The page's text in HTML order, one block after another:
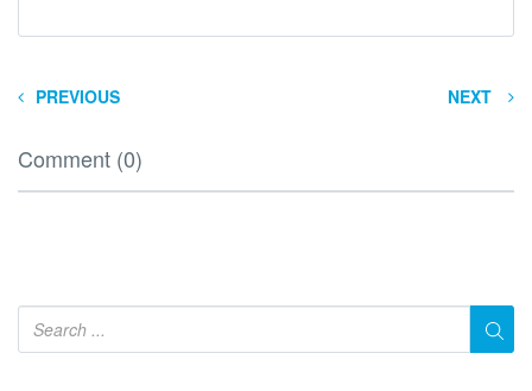
PREVIOUS NEXT
Comment (0)